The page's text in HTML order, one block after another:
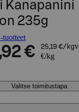
Kanapanini
235g
€ 25,19 €/kg
€/kg
Valitse toimitustapa